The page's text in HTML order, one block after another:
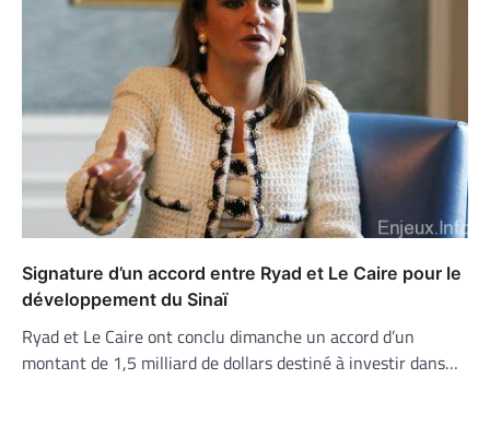
Signature d’un accord entre Ryad et Le Caire pour le
développement du Sinaï
Ryad et Le Caire ont conclu dimanche un accord d’un
montant de 1,5 milliard de dollars destiné à investir dans…